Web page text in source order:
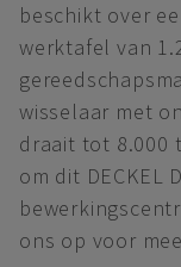
beschikt over
werktafel van
wisselaar met
draait tot 8.000
om dit DECKEL
ons op voor